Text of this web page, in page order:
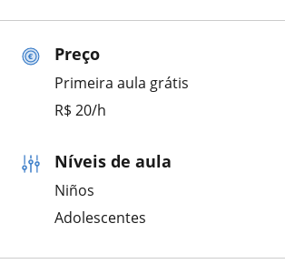
Preço
Primeira aula grátis
R$ 20/h
Níveis de aula
Niños
Adolescentes